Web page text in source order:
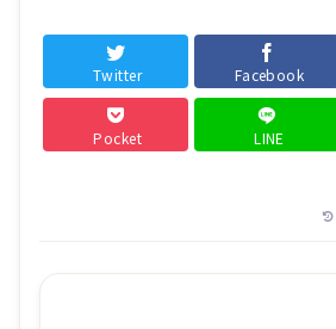
Twitter Facebook
Pocket LINE